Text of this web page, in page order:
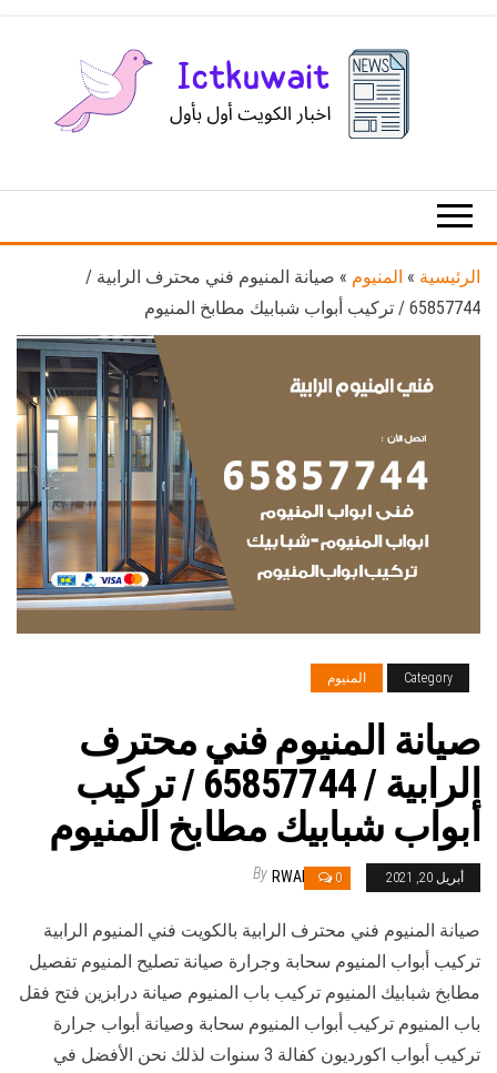
الكويت
الرئيسية » المنيوم » صيانة المنيوم فني محترف الرابية /
65857744 / تركيب أبواب شبابيك مطابخ المنيوم
Category المنيوم
صيانة المنيوم فني محترف
الرابية / 65857744 / تركيب
أبواب شبابيك مطابخ المنيوم
أبريل 20, 2021 0
By RWAN
صيانة المنيوم فني محترف الرابية بالكويت فني المنيوم الرابية
تركيب أبواب المنيوم سحابة وجرارة صيانة تصليح المنيوم تفصيل
مطابخ شبابيك المنيوم تركيب باب المنيوم صيانة درابزين فتح فقل
باب المنيوم تركيب أبواب المنيوم سحابة وصيانة أبواب جرارة
تركيب أبواب اكورديون كفالة 3 سنوات لذلك نحن الأفضل في